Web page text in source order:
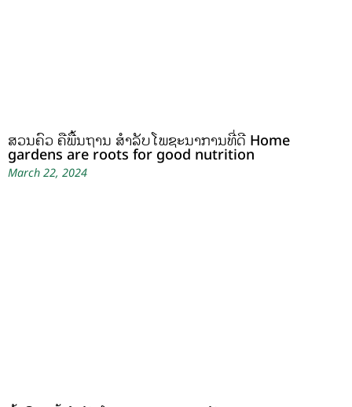
ສວນຄົວ ຄືພື້ນຖານ ສໍາລັບໂພຊະນາການທີ່ດີ Home
gardens are roots for good nutrition
March 22, 2024